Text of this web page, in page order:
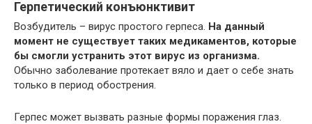
Герпетический конъюнктивит
Возбудитель – вирус простого герпеса. На данный
момент не существует таких медикаментов, которые
бы смогли устранить этот вирус из организма.
Обычно заболевание протекает вяло и дает о себе знать
только в период обострения.
Герпес может вызвать разные формы поражения глаз.